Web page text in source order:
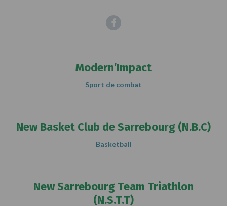
Facebook
Modern’Impact
Sport de combat
New Basket Club de Sarrebourg (N.B.C)
Basketball
New Sarrebourg Team Triathlon
(N.S.T.T)